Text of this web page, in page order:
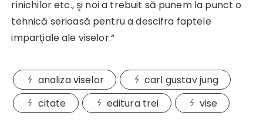
rinichilor etc., şi noi a trebuit să punem la punct o
tehnică serioasă pentru a descifra faptele
imparţiale ale viselor.“
analiza viselor
carl gustav jung
citate
editura trei vise